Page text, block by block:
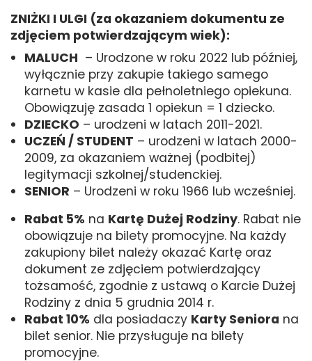
ZNIŻKI I ULGI (za okazaniem dokumentu ze
zdjęciem potwierdzającym wiek):
MALUCH – Urodzone w roku 2022 lub później,
wyłącznie przy zakupie takiego samego
karnetu w kasie dla pełnoletniego opiekuna.
Obowiązuję zasada 1 opiekun = 1 dziecko.
DZIECKO – urodzeni w latach 2011-2021.
UCZEŃ / STUDENT – urodzeni w latach 2000-
2009, za okazaniem ważnej (podbitej)
legitymacji szkolnej/studenckiej.
SENIOR – Urodzeni w roku 1966 lub wcześniej.
Rabat 5% na Kartę Dużej Rodziny. Rabat nie
obowiązuje na bilety promocyjne. Na każdy
zakupiony bilet należy okazać Kartę oraz
dokument ze zdjęciem potwierdzający
tożsamość, zgodnie z ustawą o Karcie Dużej
Rodziny z dnia 5 grudnia 2014 r.
Rabat 10% dla posiadaczy Karty Seniora na
bilet senior. Nie przysługuje na bilety
promocyjne.